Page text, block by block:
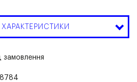
ХАРАКТЕРИСТИКИ
замовлення